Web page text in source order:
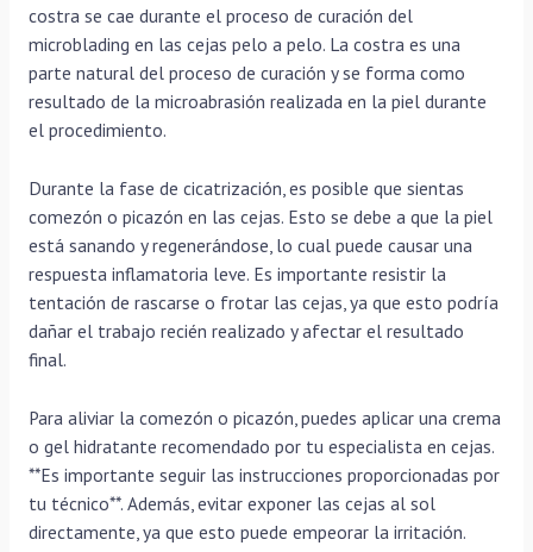
costra se cae durante el proceso de curación del
microblading en las cejas pelo a pelo. La costra es una
parte natural del proceso de curación y se forma como
resultado de la microabrasión realizada en la piel durante
el procedimiento.
Durante la fase de cicatrización, es posible que sientas
comezón o picazón en las cejas. Esto se debe a que la piel
está sanando y regenerándose, lo cual puede causar una
respuesta inflamatoria leve. Es importante resistir la
tentación de rascarse o frotar las cejas, ya que esto podría
dañar el trabajo recién realizado y afectar el resultado
final.
Para aliviar la comezón o picazón, puedes aplicar una crema
o gel hidratante recomendado por tu especialista en cejas.
**Es importante seguir las instrucciones proporcionadas por
tu técnico**. Además, evitar exponer las cejas al sol
directamente, ya que esto puede empeorar la irritación.